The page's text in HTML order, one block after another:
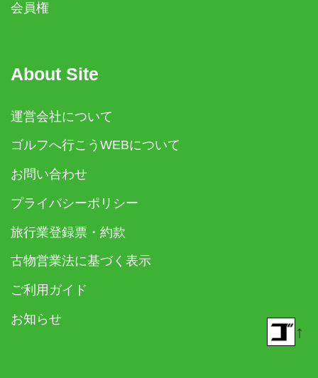
会員権
About Site
運営会社について
ゴルフへ行こうWEBについて
お問い合わせ
プライバシーポリシー
旅行業登録票・約款
古物営業法に基づく表示
ご利用ガイド
お知らせ
↑